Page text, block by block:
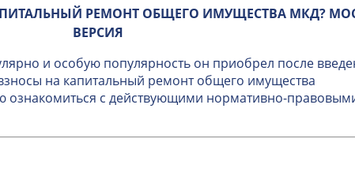
РЕМОНТ ОБЩЕГО ИМУЩЕСТВА МКД?
ВЕРСИЯ
и особую популярность он приобрел после
на капитальный ремонт общего имущества
ознакомиться с действующими нормативно-